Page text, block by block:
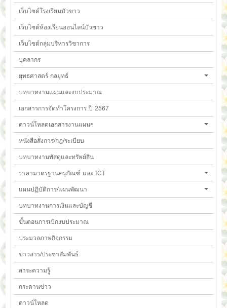
เว็บไซต์โรงเรียนบัวขาว
เว็บไซต์ห้องเรียนออนไลน์บัวขาว
เว็บไซต์กลุ่มบริหารวิชาการ
บุคลากร
ยุทธศาสตร์ กลยุทธ์
บทบาทงานแผนและงบประมาณ
เอกสารการจัดทำโครงการ ปี 2567
ดาวน์โหลดเอกสารงานแผนฯ
หนังสือสั่งการ/กฎ/ระเบียบ
บทบาทงานพัสดุและทรัพย์สิน
ราคามาตรฐานครุภัณฑ์ และ ICT
แผนปฏิบัติการ/แผนพัฒนา
บทบาทงานการเงินและบัญชี
ขั้นตอนการเบิกงบประมาณ
ประมวลภาพกิจกรรม
ข่าวสาร/ประชาสัมพันธ์
สาระความรู้
กระดานข่าว
ดาวน์โหลด